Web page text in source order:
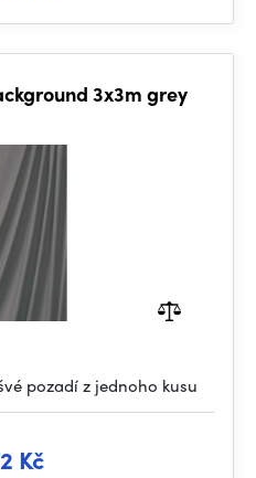
3x3m grey
pozadí z jednoho kusu
Kč